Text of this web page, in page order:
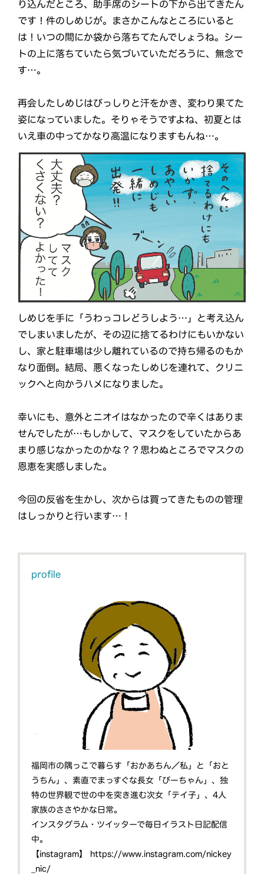
り込んだところ、助手席のシートの下から出てきたん
です！件のしめじが。まさかこんなところにいると
は！いつの間にか袋から落ちてたんでしょうね。シー
トの上に落ちていたら気づいていただろうに、無念で
す…。
再会したしめじはびっしりと汗をかき、変わり果てた
姿になっていました。そりゃそうですよね、初夏とは
いえ車の中ってかなり高温になりますもんね…。
しめじを手に「うわっコレどうしよう…」と考え込ん
でしまいましたが、その辺に捨てるわけにもいかない
し、家と駐車場は少し離れているので持ち帰るのもか
なり面倒。結局、悪くなったしめじを連れて、クリニ
ックへと向かうハメになりました。
幸いにも、意外とニオイはなかったので辛くはありま
せんでしたが…もしかして、マスクをしていたからあ
まり感じなかったのかな？？思わぬところでマスクの
恩恵を実感しました。
今回の反省を生かし、次からは買ってきたものの管理
はしっかりと行います…！
profile
福岡市の隅っこで暮らす「おかあちん／私」と「おと
うちん」、素直でまっすぐな長女「ぴーちゃん」、独
特の世界観で世の中を突き進む次女「テイ子」、4人
家族のささやかな日常。
インスタグラム・ツイッターで毎日イラスト日記配信
中。
【instagram】 https://www.instagram.com/nickey
_nic/